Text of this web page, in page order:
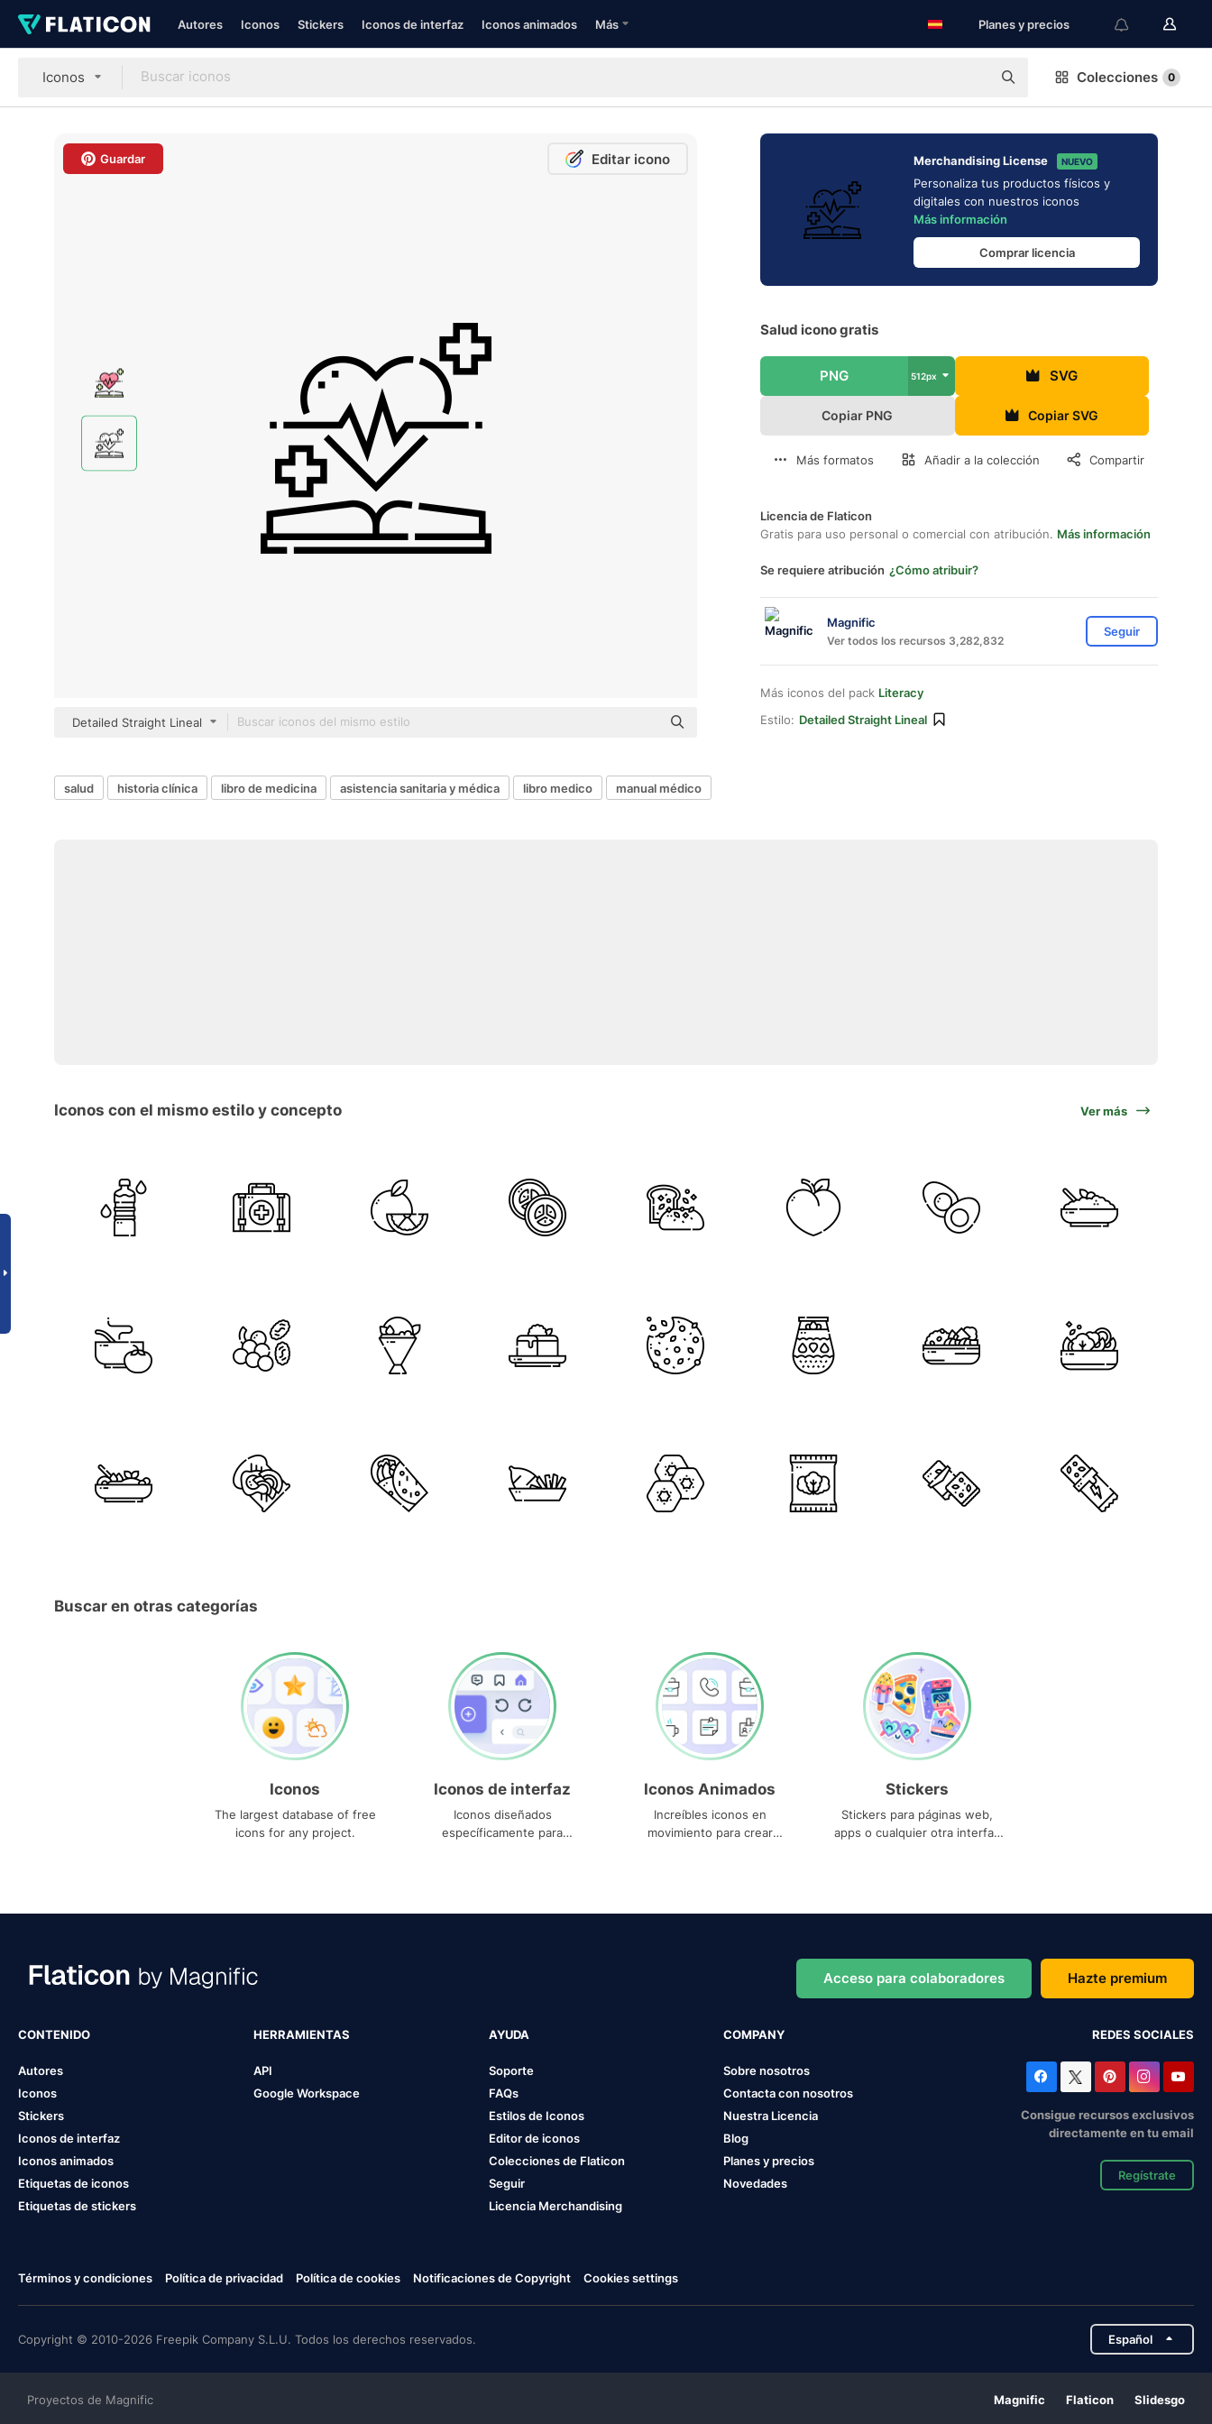
Autores Iconos Stickers Iconos de interfaz Iconos animados Más Planes y precios
Iconos Colecciones 0
Guardar Editar icono
Detailed Straight Lineal
Merchandising License NUEVO
Personaliza tus productos físicos y
digitales con nuestros iconos
Más información
Comprar licencia
Salud icono gratis
PNG 512px SVG
Copiar PNG Copiar SVG
Más formatos Añadir a la colección Compartir
Licencia de Flaticon
Gratis para uso personal o comercial con atribución. Más información
Se requiere atribución ¿Cómo atribuir?
Magnific
Ver todos los recursos 3,282,832
Seguir
Más iconos del pack Literacy
Estilo: Detailed Straight Lineal
salud historia clínica libro de medicina asistencia sanitaria y médica libro medico manual médico
Iconos con el mismo estilo y concepto Ver más
Buscar en otras categorías
Iconos
The largest database of free
icons for any project.
Iconos de interfaz
Iconos diseñados
específicamente para
Iconos Animados
Increíbles iconos en
movimiento para crear
Stickers
Stickers para páginas web,
apps o cualquier otra interfaz
Acceso para colaboradores Hazte premium
CONTENIDO
Autores
Iconos
Stickers
Iconos de interfaz
Iconos animados
Etiquetas de iconos
Etiquetas de stickers
HERRAMIENTAS
API
Google Workspace
AYUDA
Soporte
FAQs
Estilos de Iconos
Editor de iconos
Colecciones de Flaticon
Seguir
Licencia Merchandising
COMPANY
Sobre nosotros
Contacta con nosotros
Nuestra Licencia
Blog
Planes y precios
Novedades
REDES SOCIALES
Consigue recursos exclusivos
directamente en tu email
Regístrate
Términos y condiciones Política de privacidad Política de cookies Notificaciones de Copyright Cookies settings
Copyright © 2010-2026 Freepik Company S.L.U. Todos los derechos reservados. Español
Proyectos de Magnific Magnific Flaticon Slidesgo